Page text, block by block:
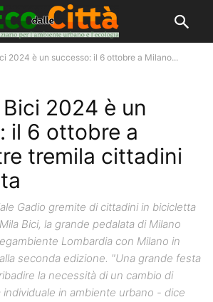
2024 è un successo: il 6 ottobre a Milano...
2024 è un
il 6 ottobre a
tremila cittadini
Gadio gremite di cittadini in bicicletta
Bici, la grande pedalata di Milano
Lombardia con Milano in
seconda edizione. "Una grande festa
la necessità di un cambio di
individuale in ambiente urbano - dice